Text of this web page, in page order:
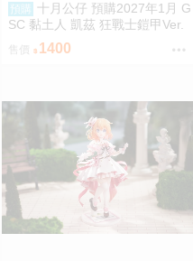
預購
十月公仔 預購2027年1月 G
SC 黏土人 凱茲 狂戰士鎧甲Ver.
BLOOD EDITION 0907
售價 1400